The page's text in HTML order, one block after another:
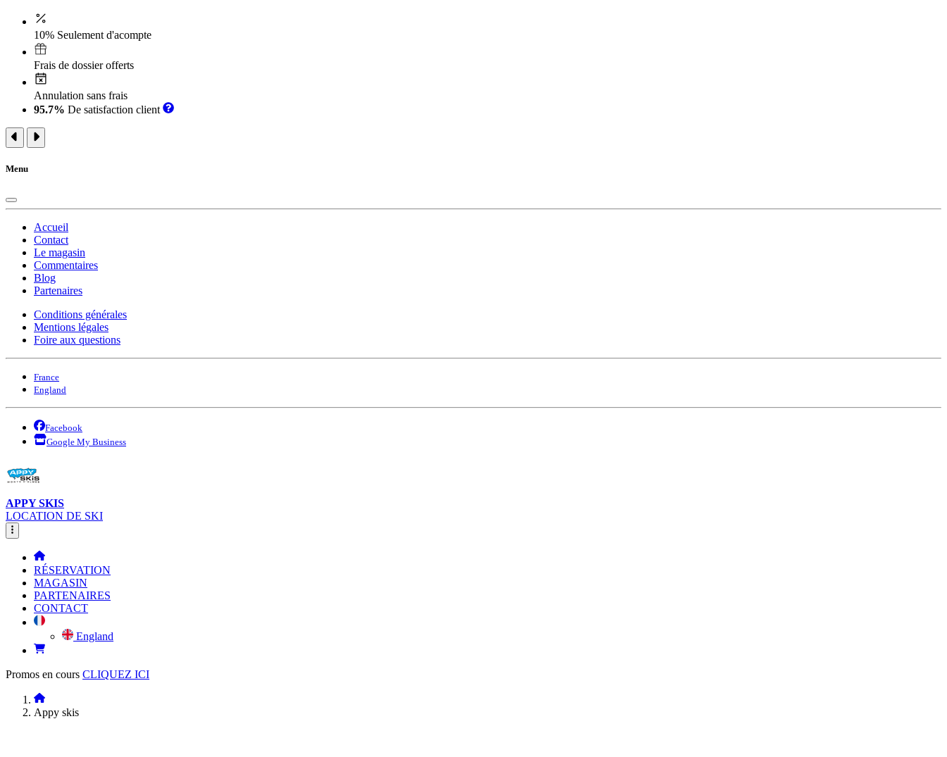
10% Seulement d'acompte
Frais de dossier offerts
Annulation sans frais
95.7% De satisfaction client
Menu
Accueil
Contact
Le magasin
Commentaires
Blog
Partenaires
Conditions générales
Mentions légales
Foire aux questions
France
England
Facebook
Google My Business
APPY SKIS
LOCATION DE SKI
RÉSERVATION
MAGASIN
PARTENAIRES
CONTACT
England
Promos en cours CLIQUEZ ICI
Appy skis